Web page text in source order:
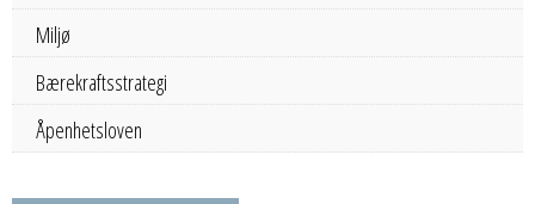
Miljø
Bærekraftsstrategi
Åpenhetsloven